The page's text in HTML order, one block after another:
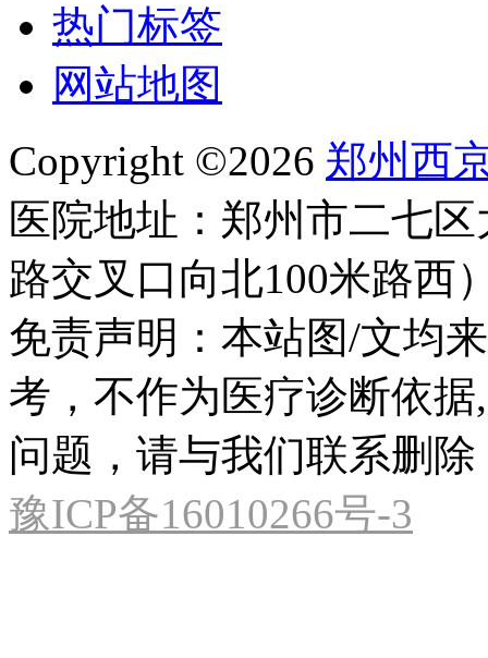
热门标签
网站地图
Copyright ©2026 郑州西
医院地址：郑州市二七
路交叉口向北100米路西
免责声明：本站图/文均
考，不作为医疗诊断依
问题，请与我们联系删除
豫ICP备16010266号-3